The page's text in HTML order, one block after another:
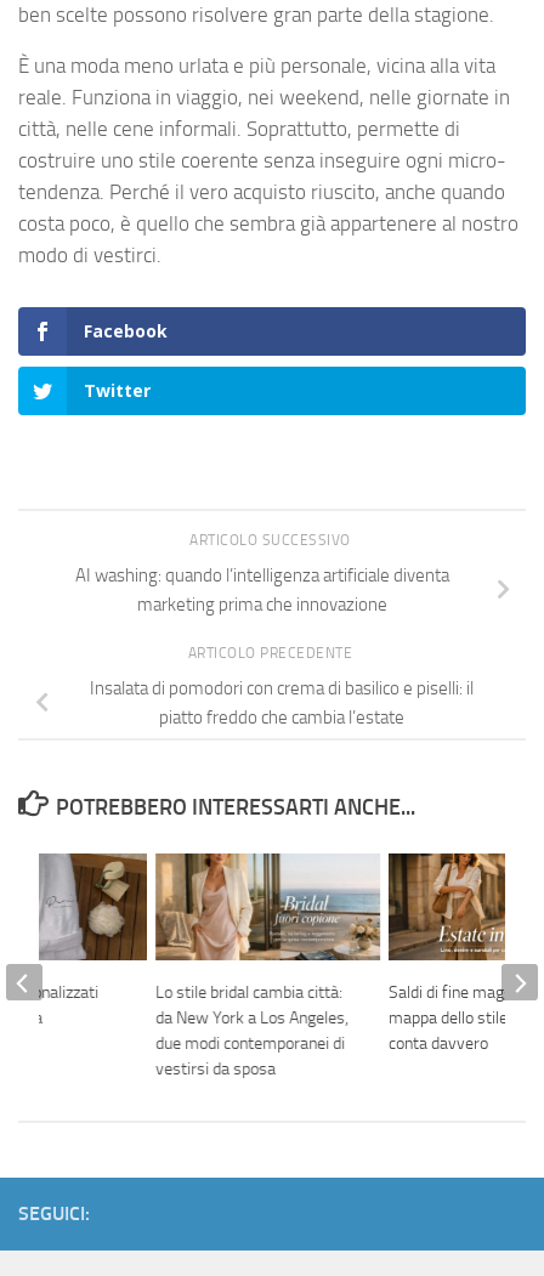
ben scelte possono risolvere gran parte della stagione.
È una moda meno urlata e più personale, vicina alla vita
reale. Funziona in viaggio, nei weekend, nelle giornate in
città, nelle cene informali. Soprattutto, permette di
costruire uno stile coerente senza inseguire ogni micro-
tendenza. Perché il vero acquisto riuscito, anche quando
costa poco, è quello che sembra già appartenere al nostro
modo di vestirci.
Facebook
Twitter
ARTICOLO SUCCESSIVO
AI washing: quando l’intelligenza artificiale diventa
marketing prima che innovazione
ARTICOLO PRECEDENTE
Insalata di pomodori con crema di basilico e piselli: il
piatto freddo che cambia l’estate
POTREBBERO INTERESSARTI ANCHE...
Lo stile bridal cambia città:
da New York a Los Angeles,
due modi contemporanei di
vestirsi da sposa
Saldi di fine maggio: la
mappa dello stile
conta davvero
SEGUICI: